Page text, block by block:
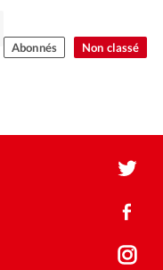
Non classé
Abonnés